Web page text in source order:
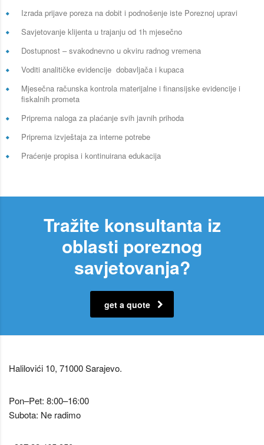
Izrada prijave poreza na dobit i podnošenje iste Poreznoj upravi
Savjetovanje klijenta u trajanju od 1h mjesečno
Dostupnost – svakodnevno u okviru radnog vremena
Voditi analitičke evidencije dobavljača i kupaca
Mjesečna računska kontrola materijalne i finansijske evidencije i
fiskalnih prometa
Priprema naloga za plaćanje svih javnih prihoda
Priprema izvještaja za interne potrebe
Praćenje propisa i kontinuirana edukacija
Tražite konsultanta iz
oblasti poreznog
savjetovanja?
get a quote
Halilovići 10, 71000 Sarajevo.
Pon–Pet: 8:00–16:00
Subota: Ne radimo